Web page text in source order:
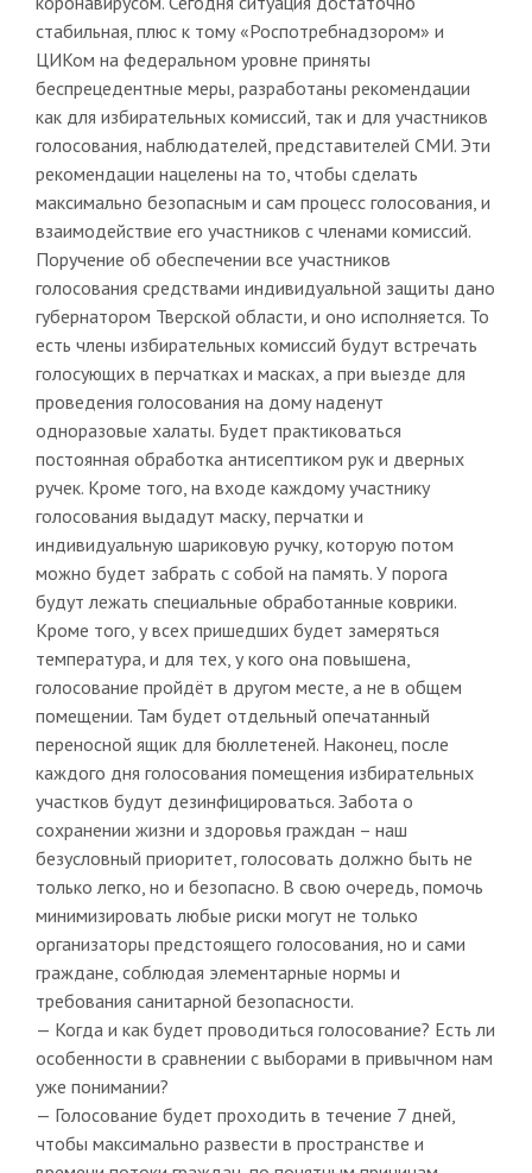
стабильная, плюс к тому «Роспотребнадзором» и
ЦИКом на федеральном уровне приняты
беспрецедентные меры, разработаны рекомендации
как для избирательных комиссий, так и для участников
голосования, наблюдателей, представителей СМИ. Эти
рекомендации нацелены на то, чтобы сделать
максимально безопасным и сам процесс голосования, и
взаимодействие его участников с членами комиссий.
Поручение об обеспечении все участников
голосования средствами индивидуальной защиты дано
губернатором Тверской области, и оно исполняется. То
есть члены избирательных комиссий будут встречать
голосующих в перчатках и масках, а при выезде для
проведения голосования на дому наденут
одноразовые халаты. Будет практиковаться
постоянная обработка антисептиком рук и дверных
ручек. Кроме того, на входе каждому участнику
голосования выдадут маску, перчатки и
индивидуальную шариковую ручку, которую потом
можно будет забрать с собой на память. У порога
будут лежать специальные обработанные коврики.
Кроме того, у всех пришедших будет замеряться
температура, и для тех, у кого она повышена,
голосование пройдёт в другом месте, а не в общем
помещении. Там будет отдельный опечатанный
переносной ящик для бюллетеней. Наконец, после
каждого дня голосования помещения избирательных
участков будут дезинфицироваться. Забота о
сохранении жизни и здоровья граждан – наш
безусловный приоритет, голосовать должно быть не
только легко, но и безопасно. В свою очередь, помочь
минимизировать любые риски могут не только
организаторы предстоящего голосования, но и сами
граждане, соблюдая элементарные нормы и
требования санитарной безопасности.
— Когда и как будет проводиться голосование? Есть ли
особенности в сравнении с выборами в привычном нам
уже понимании?
— Голосование будет проходить в течение 7 дней,
чтобы максимально развести в пространстве и